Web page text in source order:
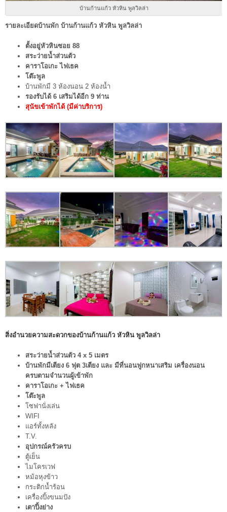
บ้านก้านแก้ว หัวหิน พูลวิลล่า
รายละเอียดบ้านพัก บ้านก้านแก้ว หัวหิน พูลวิลล่า
ตั้งอยู่หัวหินซอย 88
สระว่ายน้ำส่วนตัว
คาราโอเกะ ไฟเธค
โต๊ะพูล
บ้านพักมี 3 ห้องนอน 2 ห้องน้ำ
รองรับได้ 6 เสริมได้อีก 9 ท่าน
สุนัขเข้าพักได้ (มีค่าบริการ)
สิ่งอำนวยความสะดวกของบ้านก้านแก้ว หัวหิน พูลวิลล่า
สระว่ายน้ำส่วนตัว 4 x 5 เมตร
บ้านพักมีเตียง 6 ฟุต 3เตียง และ มีที่นอนฟูกหนาเสริม เครื่องนอน
ครบตามจำนวนผู้เข้าพัก
คาราโอเกะ + ไฟเธค
โต๊ะพูล
โซฟานั่งเล่น
WIFI
แอร์ทั้งหลัง
T.V.
อุปกรณ์ครัวครบ
ตู้เย็น
ไมโครเวฟ
หม้อหุงข้าว
กระติกน้ำร้อน
เครื่องปิ้งขนมปัง
เตาปิ้งย่าง